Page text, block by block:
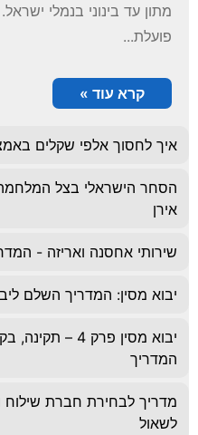
מתון עד בינוני בנמלי
פועלת...
קרא עוד »
איך לחסוך אלפי שקלים
הסחר הישראלי בצל
אירן
שירותי אחסנה ואריזה -
יבוא מסין: המדריך השלם
יבוא מסין פרק 4
המדריך
לשאול